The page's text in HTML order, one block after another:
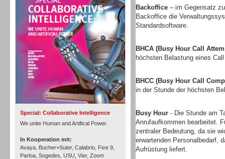
Special: Collaborative Intelligence
We unite Human and Artifical Power.
In Kooperation mit:
Avaya, Bucher+Suter, Calabrio, Five 9,
Parloa, Sogedes, USU, Vier, Zoom
Inbound
Backoffice – im Gegensatz
Backoffice die
Standardsoftware.
BHCA (Busy Hour Call
höchsten Belastung eines
BHCC (Busy Hour Call
in der Stunde der höchsten
Busy Hour - Die Stunde am
Anrufaufkommen bearbeitet.
zentraler Bedeutung, da sie
erwartenden Personalbedarf,
Aufrüstung liefert.